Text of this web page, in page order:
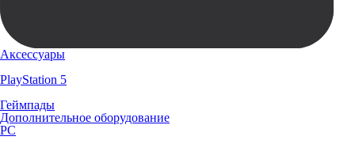
Аксессуары
PlayStation 5
Геймпады
Дополнительное оборудование
PC